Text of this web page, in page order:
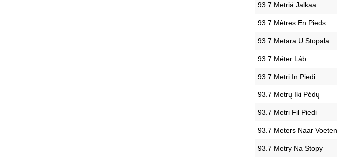
‎93.7 Metriä Jalkaa
‎93.7 Mètres En Pieds
‎93.7 Metara U Stopala
‎93.7 Méter Láb
‎93.7 Metri In Piedi
‎93.7 Metrų Iki Pėdų
‎93.7 Metri Fil Piedi
‎93.7 Meters Naar Voeten
‎93.7 Metry Na Stopy